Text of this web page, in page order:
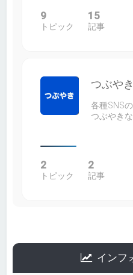
9
トピック
15
記事
つぶやき
各種SNS
つぶやき
2
トピック
2
記事
インフ